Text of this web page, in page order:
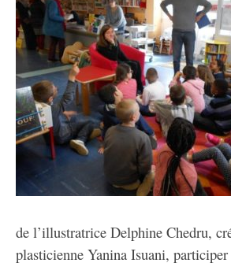
de l’illustratrice Delphine Chedru,
plasticienne Yanina Isuani,